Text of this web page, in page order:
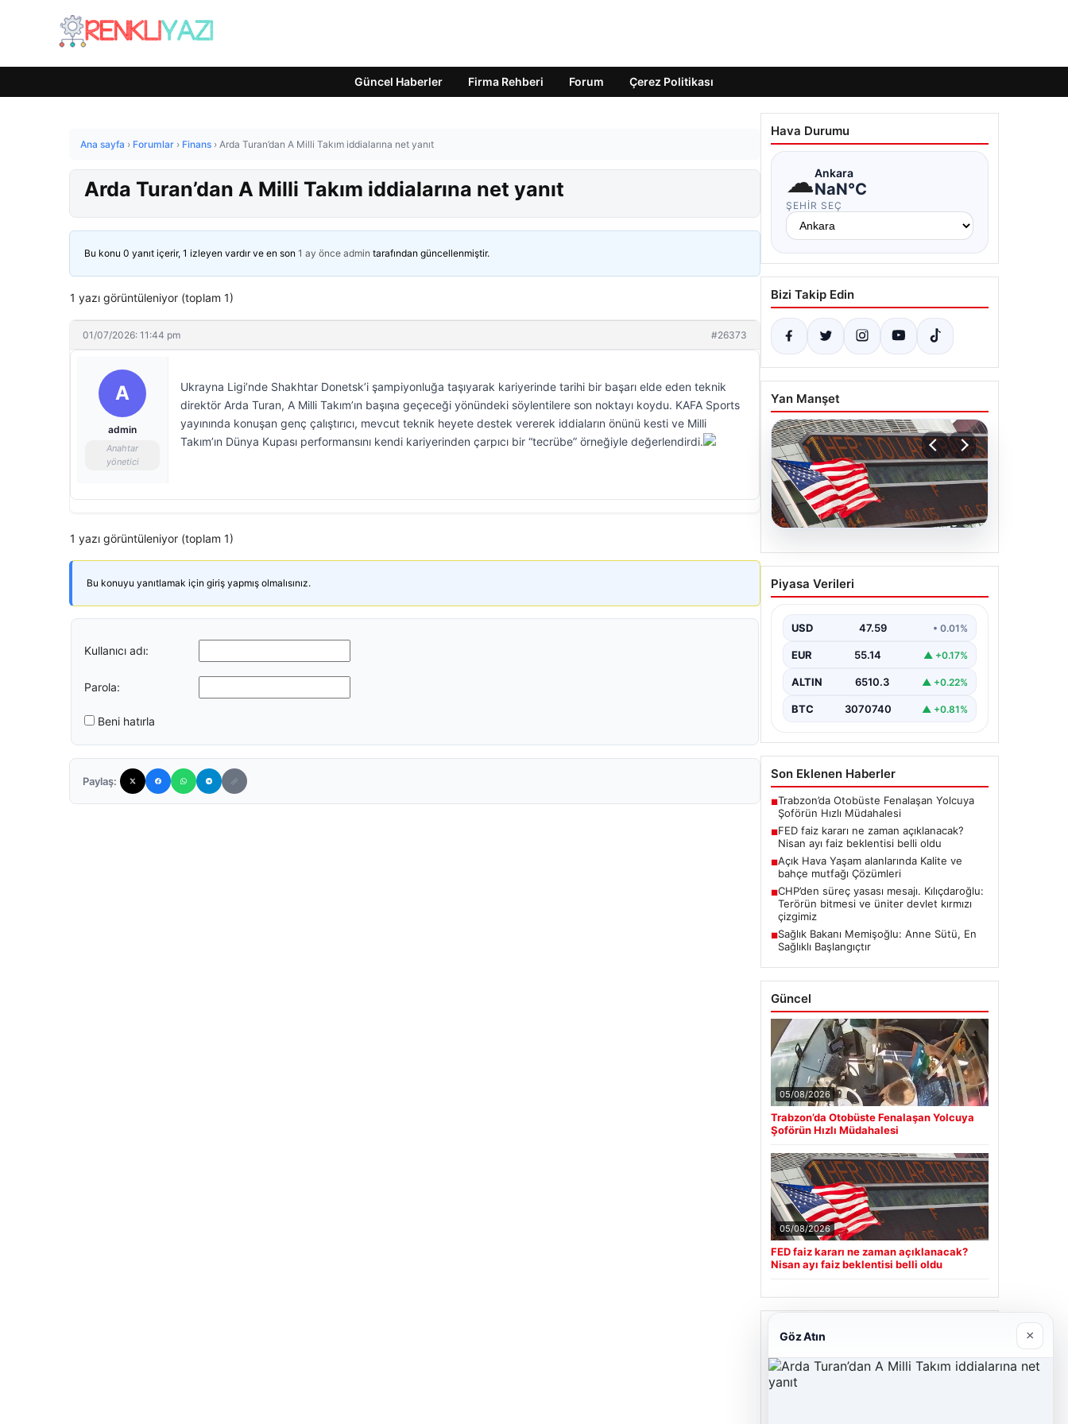
Güncel Haberler Firma Rehberi Forum Çerez Politikası
Ana sayfa › Forumlar › Finans › Arda Turan’dan A Milli Takım iddialarına net yanıt
Arda Turan’dan A Milli Takım iddialarına net yanıt
Bu konu 0 yanıt içerir, 1 izleyen vardır ve en son 1 ay önce admin tarafından güncellenmiştir.
1 yazı görüntüleniyor (toplam 1)
01/07/2026: 11:44 pm #26373
A
admin
Anahtar
yönetici
Ukrayna Ligi’nde Shakhtar Donetsk’i şampiyonluğa taşıyarak kariyerinde tarihi bir başarı elde eden teknik
direktör Arda Turan, A Milli Takım’ın başına geçeceği yönündeki söylentilere son noktayı koydu. KAFA Sports
yayınında konuşan genç çalıştırıcı, mevcut teknik heyete destek vererek iddiaların önünü kesti ve Milli
Takım’ın Dünya Kupası performansını kendi kariyerinden çarpıcı bir “tecrübe” örneğiyle değerlendirdi.
1 yazı görüntüleniyor (toplam 1)
Bu konuyu yanıtlamak için giriş yapmış olmalısınız.
Kullanıcı adı:
Parola:
Beni hatırla
Paylaş:
Hava Durumu
☁Ankara
NaN°C
ŞEHIR SEÇ
Bizi Takip Edin
Yan Manşet
05.08.2026
FED faiz kararı ne zaman
açıklanacak? Nisan ayı
Piyasa Verileri
USD 47.59 • 0.01%
EUR 55.14 ▲ +0.17%
ALTIN 6510.3 ▲ +0.22%
BTC 3070740 ▲ +0.81%
Son Eklenen Haberler
■Trabzon’da Otobüste Fenalaşan Yolcuya
Şoförün Hızlı Müdahalesi
■FED faiz kararı ne zaman açıklanacak?
Nisan ayı faiz beklentisi belli oldu
■Açık Hava Yaşam alanlarında Kalite ve
bahçe mutfağı Çözümleri
■CHP’den süreç yasası mesajı. Kılıçdaroğlu:
Terörün bitmesi ve üniter devlet kırmızı
çizgimiz
■Sağlık Bakanı Memişoğlu: Anne Sütü, En
Sağlıklı Başlangıçtır
Güncel
05/08/2026
Trabzon’da Otobüste Fenalaşan Yolcuya
Şoförün Hızlı Müdahalesi
05/08/2026
FED faiz kararı ne zaman açıklanacak?
Nisan ayı faiz beklentisi belli oldu
Son Eklenen Firmalar
Cengiz Sigorta
23/06/2026
Göz Atın ×